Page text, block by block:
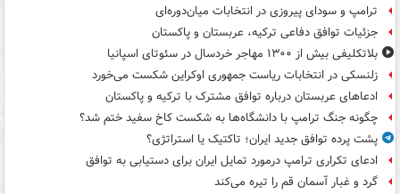
ترامپ و سودای پیروزی در انتخابات میان‌دوره‌ای
جزئیات توافق دفاعی ترکیه، عربستان و پاکستان
بلاتکلیفی بیش از ۱۳۰۰ مهاجر خردسال در سئوتای اسپانیا
زلنسکی در انتخابات ریاست جمهوری اوکراین شکست می‌خورد
ادعاهای عربستان درباره توافق مشترک با ترکیه و پاکستان
چگونه جنگ ترامپ با دانشگاه‌ها به شکست کاخ سفید ختم شد؟
پشت پرده توافق جدید ایران؛ تاکتیک یا استراتژی؟
ادعای تکراری ترامپ درمورد تمایل ایران برای دستیابی به توافق
گرد و غبار آسمان قم را تیره می‌کند